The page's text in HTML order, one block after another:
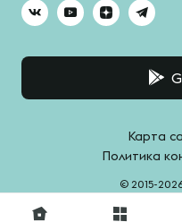
© 2015-
Карта
Политика
Система